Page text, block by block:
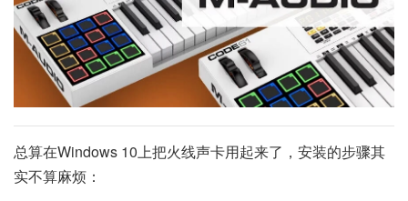
总算在Windows 10上把火线声卡用起来了，安装的步骤其
实不算麻烦：